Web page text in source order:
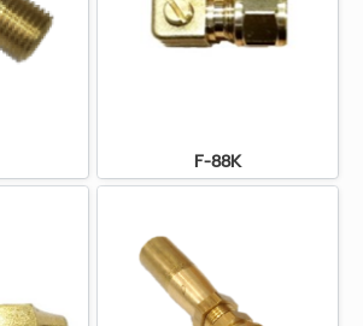
F-88K